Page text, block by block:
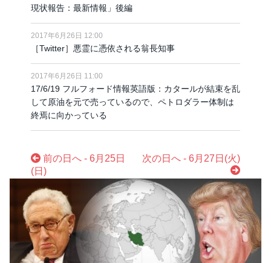
現状報告：最新情報」後編
2017年6月26日 12:00
［Twitter］悪霊に憑依される翁長知事
2017年6月26日 11:00
17/6/19 フルフォード情報英語版：カタールが結束を乱
して原油を元で売っているので、ペトロダラー体制は
終焉に向かっている
前の日へ - 6月25日
(日)
次の日へ - 6月27日(火)